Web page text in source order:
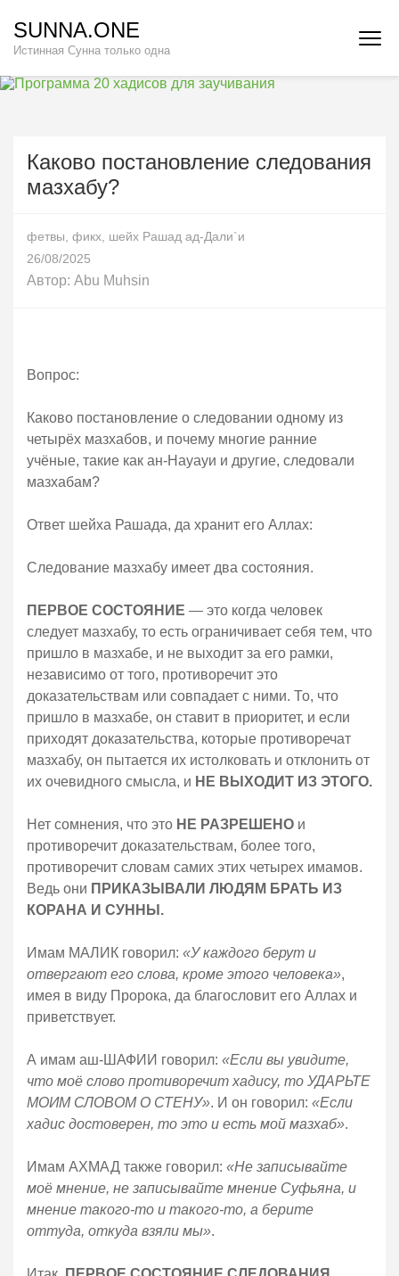
содержимому
(нажмите
Enter)
SUNNA.ONE
Истинная Сунна только одна
Каково постановление следования
мазхабу?
фетвы фикх шейх Рашад ад-Дали`и
26/08/2025
Автор: Abu Muhsin
Вопрос:
Каково постановление о следовании одному из
четырёх мазхабов, и почему многие ранние
учёные, такие как ан-Науауи и другие, следовали
мазхабам?
Ответ шейха Рашада, да хранит его Аллах:
Следование мазхабу имеет два состояния.
ПЕРВОЕ СОСТОЯНИЕ — это когда человек
следует мазхабу, то есть ограничивает себя тем, что
пришло в мазхабе, и не выходит за его рамки,
независимо от того, противоречит это
доказательствам или совпадает с ними. То, что
пришло в мазхабе, он ставит в приоритет, и если
приходят доказательства, которые противоречат
мазхабу, он пытается их истолковать и отклонить от
их очевидного смысла, и НЕ ВЫХОДИТ ИЗ ЭТОГО.
Нет сомнения, что это НЕ РАЗРЕШЕНО и
противоречит доказательствам, более того,
противоречит словам самих этих четырех имамов.
Ведь они ПРИКАЗЫВАЛИ ЛЮДЯМ БРАТЬ ИЗ
КОРАНА И СУННЫ.
Имам МАЛИК говорил: «У каждого берут и
отвергают его слова, кроме этого человека»,
имея в виду Пророка, да благословит его Аллах и
приветствует.
А имам аш-ШАФИИ говорил: «Если вы увидите,
что моё слово противоречит хадису, то УДАРЬТЕ
МОИМ СЛОВОМ О СТЕНУ». И он говорил: «Если
хадис достоверен, то это и есть мой мазхаб».
Имам АХМАД также говорил: «Не записывайте
моё мнение, не записывайте мнение Суфьяна, и
мнение такого-то и такого-то, а берите
оттуда, откуда взяли мы».